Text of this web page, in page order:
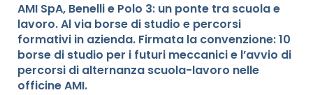
AMI SpA, Benelli e Polo 3: un ponte tra scuola e
lavoro. Al via borse di studio e percorsi
formativi in azienda. Firmata la convenzione: 10
borse di studio per i futuri meccanici e l’avvio di
percorsi di alternanza scuola-lavoro nelle
officine AMI.